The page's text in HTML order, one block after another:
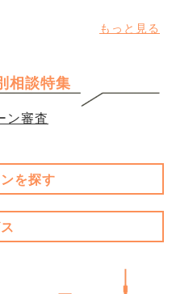
もっと見る
相談特集
ン審査
を探す